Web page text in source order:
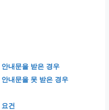
안내문을 받은 경우
안내문을 못 받은 경우
건